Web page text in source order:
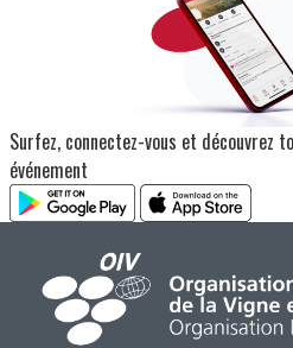
Surfez, connectez-vous et découvrez
événement